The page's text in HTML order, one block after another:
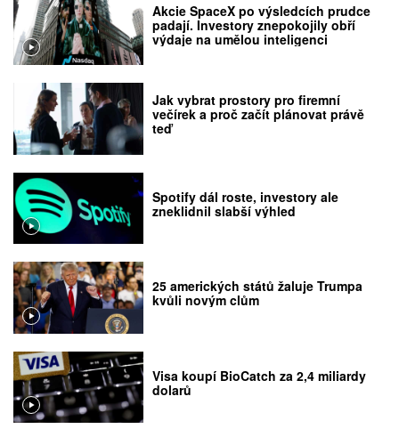
Akcie SpaceX po výsledcích prudce
padají. Investory znepokojily obří
výdaje na umělou inteligenci
Jak vybrat prostory pro firemní
večírek a proč začít plánovat právě
teď
Spotify dál roste, investory ale
zneklidnil slabší výhled
25 amerických států žaluje Trumpa
kvůli novým clům
Visa koupí BioCatch za 2,4 miliardy
dolarů